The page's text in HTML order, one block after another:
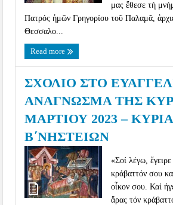
μας ἔθεσε τή
Πατρός ἡμῶν Γρηγορίου τοῦ Παλαμᾶ,
Θεσσαλο...
Read more
ΣΧΟΛΙΟ ΣΤΟ
ΑΝΑΓΝΩΣΜΑ ΤΗΣ
ΜΑΡΤΙΟΥ 2023 –
Β΄ΝΗΣΤΕΙΩΝ
«Σοί λέγω,
κράβαττόν σου
οἶκον σου. Καί
ἄρας τόν